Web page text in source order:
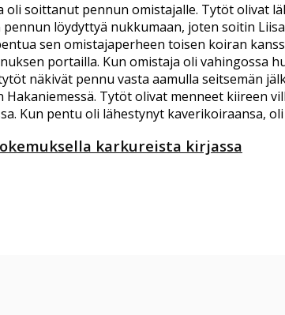
oli soittanut pennun omistajalle. Tytöt olivat
löydyttyä nukkumaan, joten soitin
sen omistajaperheen toisen koiran
portailla. Kun omistaja oli vahingossa
näkivät pennu vasta aamulla seitsemän
Tytöt olivat menneet kiireen
Kun pentu oli lähestynyt kaverikoiraansa,
karkureista kirjassa